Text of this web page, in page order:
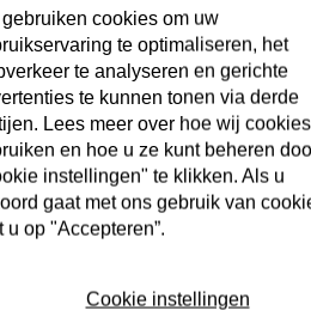
109,95
cookies om uw
te optimaliseren, het
te analyseren en gerichte
te kunnen tonen via derde
Lees meer over hoe wij cookies
en hoe u ze kunt beheren
instellingen" te klikken. Als u
gaat met ons gebruik van
u op "Accepteren”.
Cookie instellingen